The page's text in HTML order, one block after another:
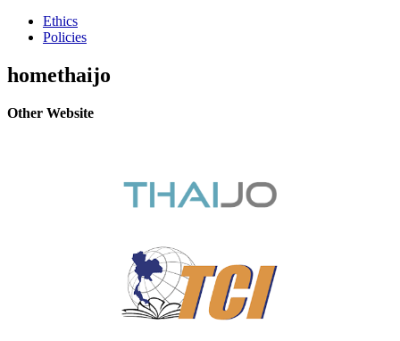
Ethics
Policies
homethaijo
Other Website